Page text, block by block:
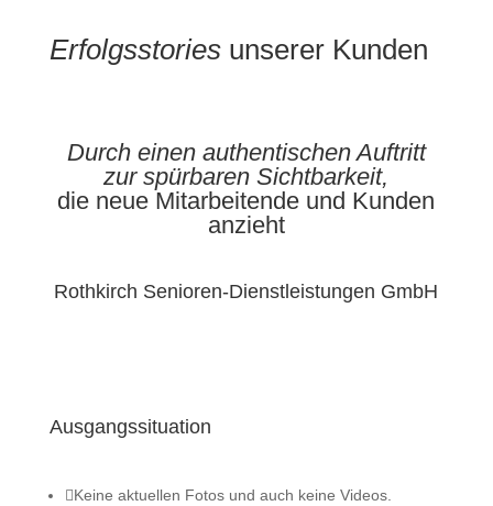
Erfolgsstoriesunserer Kunden
Durch einen authentischen Auftritt
zur spürbaren Sichtbarkeit,
die neue Mitarbeitende und Kunden
anzieht
Rothkirch Senioren-Dienstleistungen GmbH
Ausgangssituation
Keine aktuellen Fotos und auch keine Videos.